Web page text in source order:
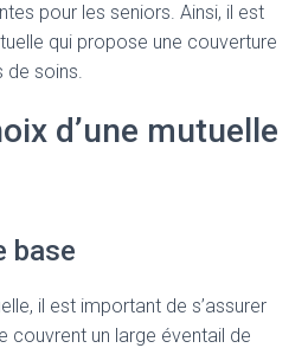
pour les seniors. Ainsi, il est
qui propose une couverture
de soins.
d’une mutuelle
base
il est important de s’assurer
couvrent un large éventail de